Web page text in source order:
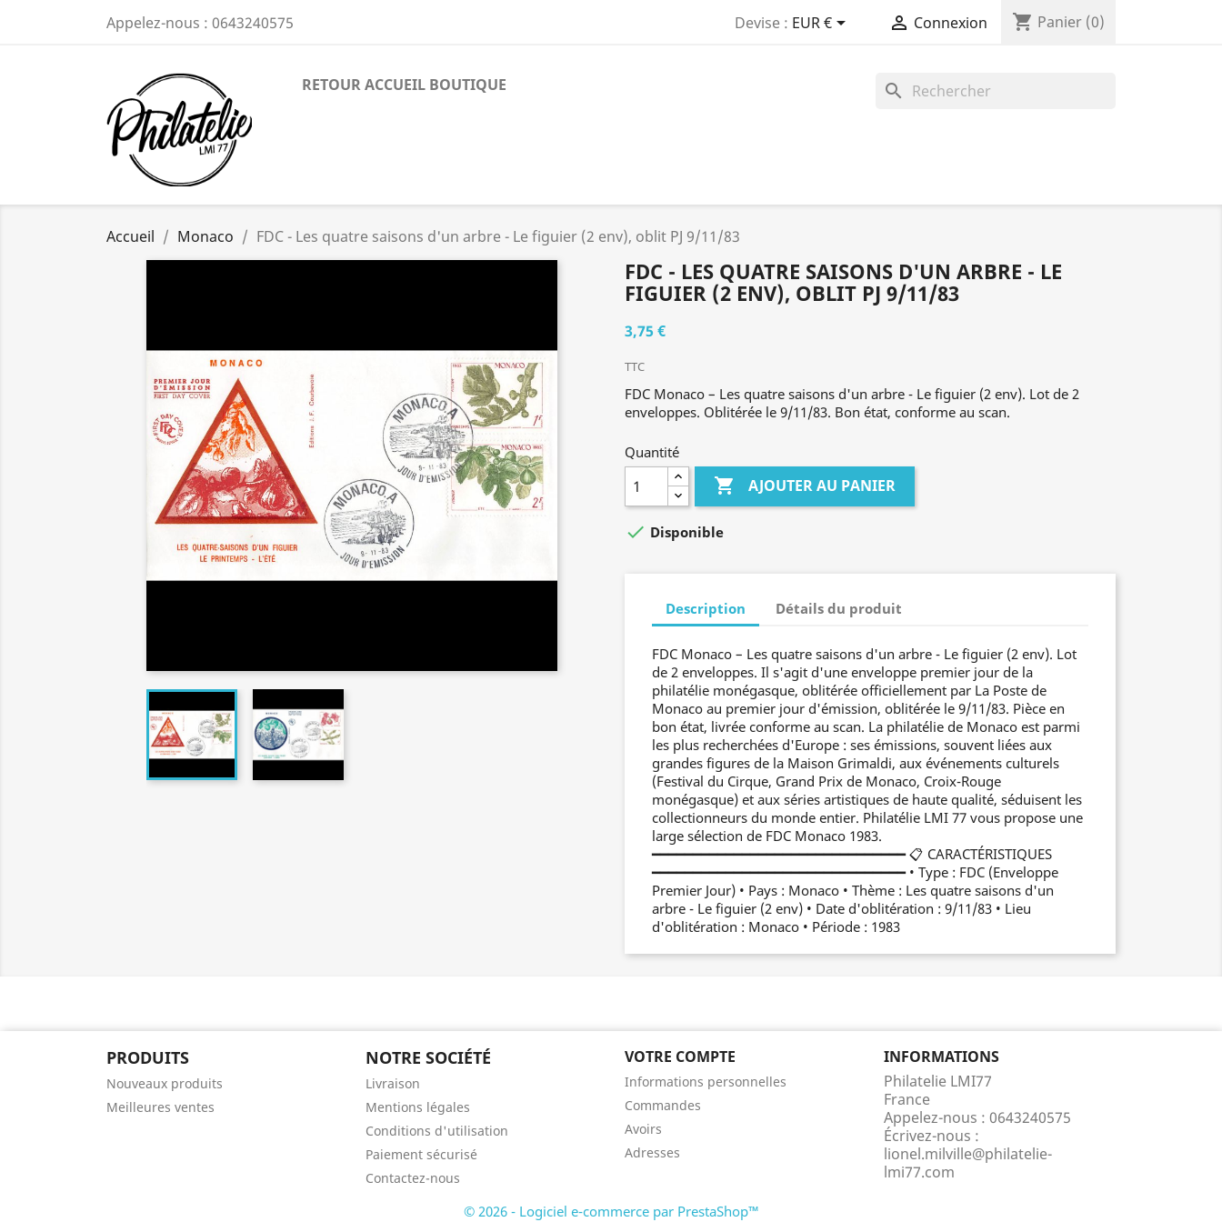
Appelez-nous : 0643240575 Devise : EUR €  Connexion shopping_cart Panier (0)
RETOUR ACCUEIL BOUTIQUE search
Accueil Monaco FDC - Les quatre saisons d'un arbre - Le figuier (2 env), oblit PJ 9/11/83
FDC - LES QUATRE SAISONS D'UN ARBRE - LE
FIGUIER (2 ENV), OBLIT PJ 9/11/83
3,75 €
TTC
FDC Monaco – Les quatre saisons d'un arbre - Le figuier (2 env). Lot de 2
enveloppes. Oblitérée le 9/11/83. Bon état, conforme au scan.
Quantité
 AJOUTER AU PANIER
 Disponible
Description Détails du produit
FDC Monaco – Les quatre saisons d'un arbre - Le figuier (2 env). Lot
de 2 enveloppes. Il s'agit d'une enveloppe premier jour de la
philatélie monégasque, oblitérée officiellement par La Poste de
Monaco au premier jour d'émission, oblitérée le 9/11/83. Pièce en
bon état, livrée conforme au scan. La philatélie de Monaco est parmi
les plus recherchées d'Europe : ses émissions, souvent liées aux
grandes figures de la Maison Grimaldi, aux événements culturels
(Festival du Cirque, Grand Prix de Monaco, Croix-Rouge
monégasque) et aux séries artistiques de haute qualité, séduisent les
collectionneurs du monde entier. Philatélie LMI 77 vous propose une
large sélection de FDC Monaco 1983.
━━━━━━━━━━━━━━━━━━━━━━━━━━━━━━━ 📋 CARACTÉRISTIQUES
━━━━━━━━━━━━━━━━━━━━━━━━━━━━━━━ • Type : FDC (Enveloppe
Premier Jour) • Pays : Monaco • Thème : Les quatre saisons d'un
arbre - Le figuier (2 env) • Date d'oblitération : 9/11/83 • Lieu
d'oblitération : Monaco • Période : 1983
PRODUITS
Nouveaux produits
Meilleures ventes
NOTRE SOCIÉTÉ
Livraison
Mentions légales
Conditions d'utilisation
Paiement sécurisé
Contactez-nous
VOTRE COMPTE
Informations personnelles
Commandes
Avoirs
Adresses
INFORMATIONS
Philatelie LMI77
France
Appelez-nous : 0643240575
Écrivez-nous :
lionel.milville@philatelie-
lmi77.com
© 2026 - Logiciel e-commerce par PrestaShop™